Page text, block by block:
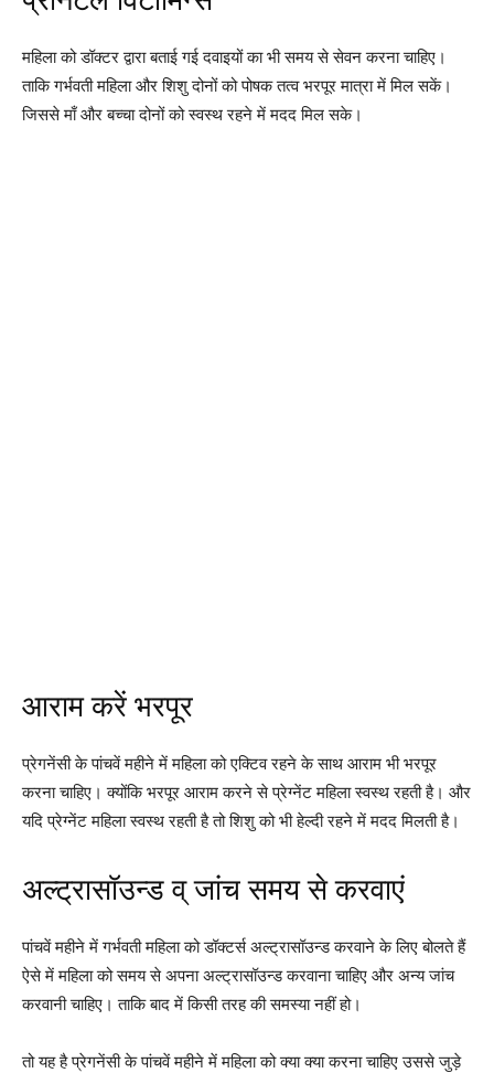
महिला को डॉक्टर द्वारा बताई गई दवाइयों का भी समय से सेवन करना चाहिए।
ताकि गर्भवती महिला और शिशु दोनों को पोषक तत्व भरपूर मात्रा में मिल सकें।
जिससे माँ और बच्चा दोनों को स्वस्थ रहने में मदद मिल सके।
आराम करें भरपूर
प्रेगनेंसी के पांचवें महीने में महिला को एक्टिव रहने के साथ आराम भी भरपूर
करना चाहिए। क्योंकि भरपूर आराम करने से प्रेग्नेंट महिला स्वस्थ रहती है। और
यदि प्रेग्नेंट महिला स्वस्थ रहती है तो शिशु को भी हेल्दी रहने में मदद मिलती है।
अल्ट्रासॉउन्ड व् जांच समय से करवाएं
पांचवें महीने में गर्भवती महिला को डॉक्टर्स अल्ट्रासॉउन्ड करवाने के लिए बोलते हैं
ऐसे में महिला को समय से अपना अल्ट्रासॉउन्ड करवाना चाहिए और अन्य जांच
करवानी चाहिए। ताकि बाद में किसी तरह की समस्या नहीं हो।
तो यह है प्रेगनेंसी के पांचवें महीने में महिला को क्या क्या करना चाहिए उससे जुड़े